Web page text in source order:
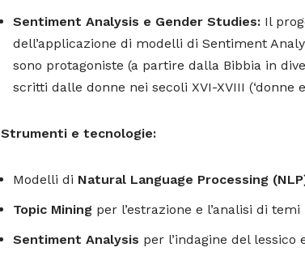
Sentiment Analysis e Gender Studies: Il
dell’applicazione di modelli di Sentiment
sono protagoniste (a partire dalla Bibbia in
scritti dalle donne nei secoli XVI-XVIII (‘donne
Strumenti e tecnologie:
Modelli di Natural Language Processing
Topic Mining per l’estrazione e l’analisi di
Sentiment Analysis per l’indagine del